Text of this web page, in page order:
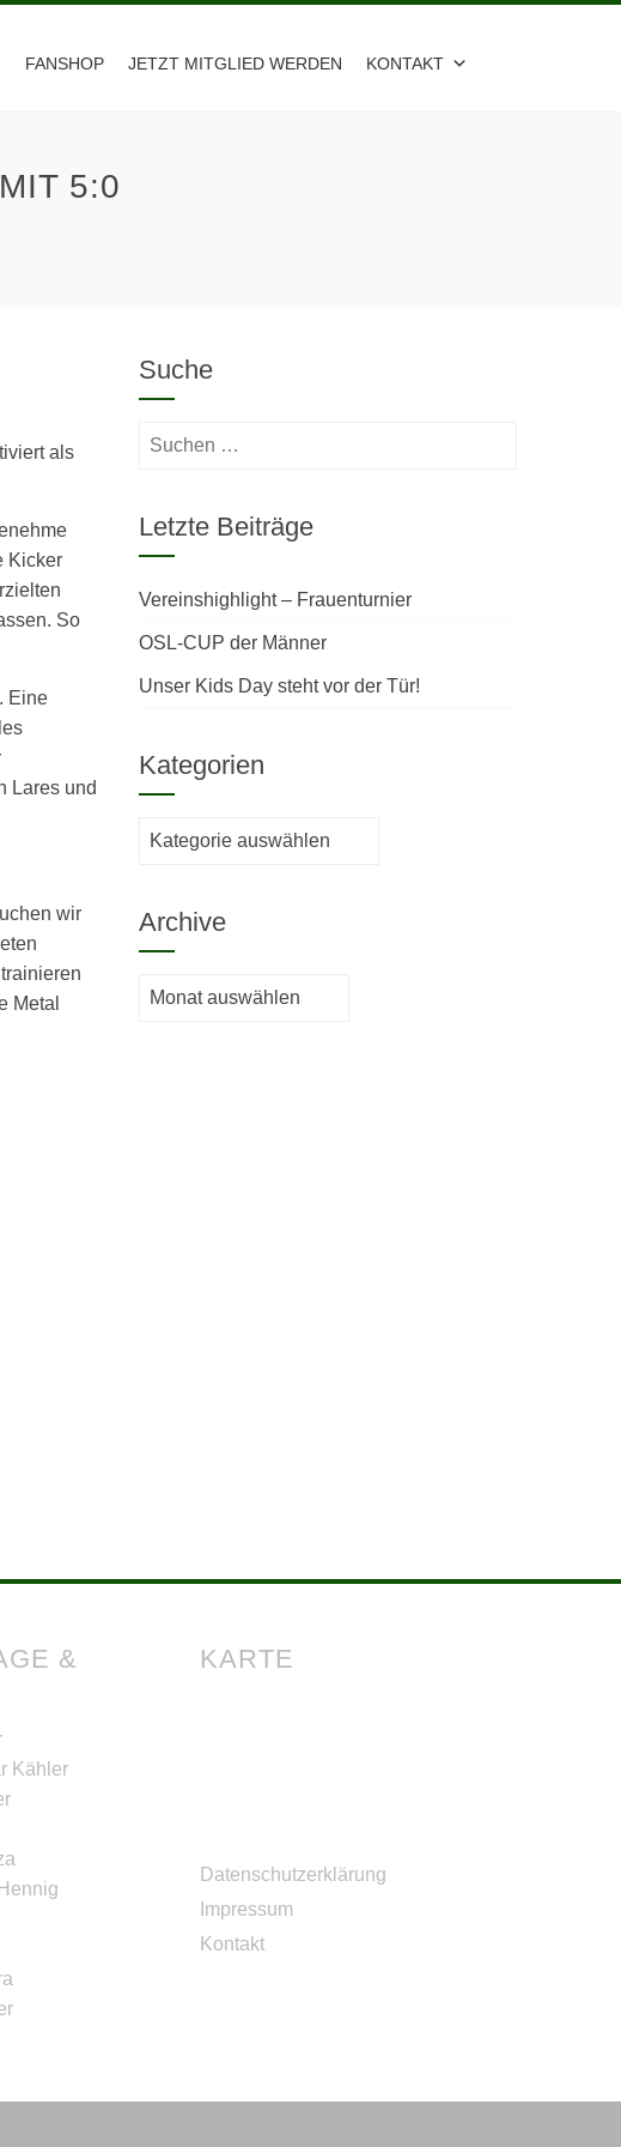
FANSHOP JETZT MITGLIED WERDEN KONTAKT
5:0
als
Kicker
So
Eine
Lares und
wir
Metal
Suche
Suchen
Letzte Beiträge
Vereinshighlight – Frauenturnier
OSL-CUP der Männer
Unser Kids Day steht vor der Tür!
Kategorien
Kategorien
Archive
Archive
&
Kähler
KARTE
Datenschutzerklärung
Impressum
Kontakt